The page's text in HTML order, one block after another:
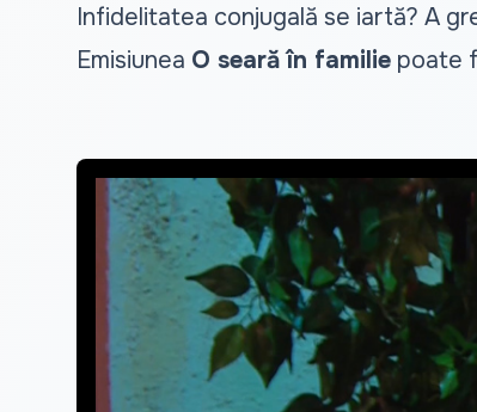
Infidelitatea conjugală se iartă? A
Emisiunea O seară în familie poate